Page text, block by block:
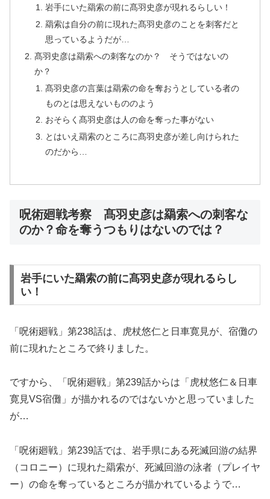
岩手にいた羂索の前に髙羽史彦が現れるらしい！
羂索は自分の前に現れた髙羽史彦のことを刺客だと
思っているようだが…
髙羽史彦は羂索への刺客なのか？ そうではないの
か？
髙羽史彦の言葉は羂索の命を奪おうとしている者の
ものとは思えないもののよう
おそらく髙羽史彦は人の命を奪った事がない
とはいえ羂索のところに髙羽史彦が差し向けられた
のだから…
呪術廻戦考察 髙羽史彦は羂索への刺客な
のか？命を奪うつもりはないのでは？
岩手にいた羂索の前に髙羽史彦が現れるらし
い！
「呪術廻戦」第238話は、虎杖悠仁と日車寛見が、宿儺の
前に現れたところで終りました。
ですから、「呪術廻戦」第239話からは「虎杖悠仁＆日車
寛見VS宿儺」が描かれるのではないかと思っていました
が…
「呪術廻戦」第239話では、岩手県にある死滅回游の結界
（コロニー）に現れた羂索が、死滅回游の泳者（プレイヤ
ー）の命を奪っているところが描かれているようで…